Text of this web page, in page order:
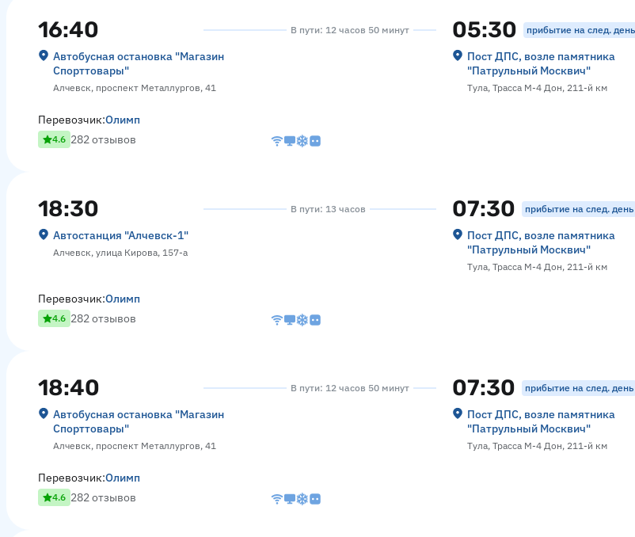
16:40
Автобусная остановка "Магазин
Спорттовары"
Алчевск, проспект Металлургов, 41
В пути: 12 часов 50 минут 05:30 прибытие на след. день
Пост ДПС, возле памятника
"Патрульный Москвич"
Тула, Трасса М-4 Дон, 211-й км
Перевозчик:Олимп
4.6 282 отзывов
18:30
Автостанция "Алчевск-1"
Алчевск, улица Кирова, 157-а
В пути: 13 часов 07:30 прибытие на след. день
Пост ДПС, возле памятника
"Патрульный Москвич"
Тула, Трасса М-4 Дон, 211-й км
Перевозчик:Олимп
4.6 282 отзывов
18:40
Автобусная остановка "Магазин
Спорттовары"
Алчевск, проспект Металлургов, 41
В пути: 12 часов 50 минут 07:30 прибытие на след. день
Пост ДПС, возле памятника
"Патрульный Москвич"
Тула, Трасса М-4 Дон, 211-й км
Перевозчик:Олимп
4.6 282 отзывов